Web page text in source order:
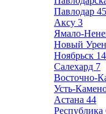
Павлодар 45
Аксу 3
Ямало-
Новый
Ноябрьск 14
Салехард 7
Восточно-
Усть-
Астана 44